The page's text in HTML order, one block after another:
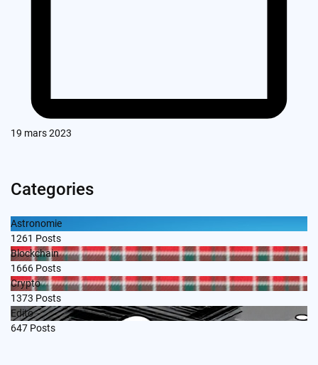
19 mars 2023
Categories
Astronomie
1261 Posts
Blockchain
1666 Posts
Crypto
1373 Posts
Edito
647 Posts